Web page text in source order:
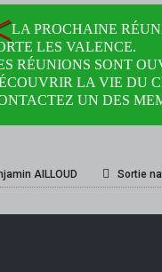
LA PROCHAINE
LES VALENCE.
RÉUNIONS SONT
LA VIE DU
UN DES
AILLOUD Sortie